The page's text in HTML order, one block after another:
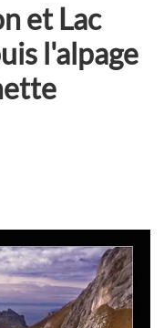
et Lac
l'alpage